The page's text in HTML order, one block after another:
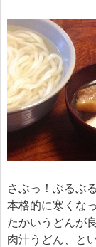
さぶっ！ぶるぶ
本格的に寒くな
たかいうどんが
肉汁うどん、と